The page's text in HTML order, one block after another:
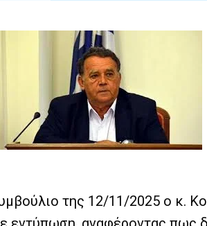
της 12/11/2025 ο κ.